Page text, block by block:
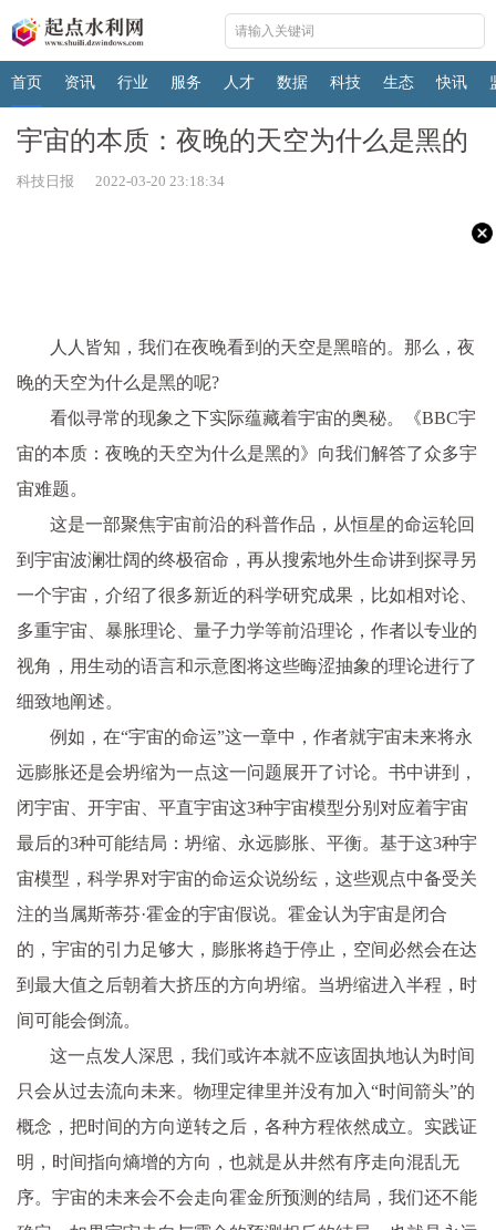
首页 资讯 行业 服务 人才 数据 科技 生态 快讯
宇宙的本质：夜晚的天空为什么是黑的
科技日报 2022-03-20 23:18:34
人人皆知，我们在夜晚看到的天空是黑暗的。那么，夜
晚的天空为什么是黑的呢?
看似寻常的现象之下实际蕴藏着宇宙的奥秘。《BBC宇
宙的本质：夜晚的天空为什么是黑的》向我们解答了众多宇
宙难题。
这是一部聚焦宇宙前沿的科普作品，从恒星的命运轮回
到宇宙波澜壮阔的终极宿命，再从搜索地外生命讲到探寻另
一个宇宙，介绍了很多新近的科学研究成果，比如相对论、
多重宇宙、暴胀理论、量子力学等前沿理论，作者以专业的
视角，用生动的语言和示意图将这些晦涩抽象的理论进行了
细致地阐述。
例如，在“宇宙的命运”这一章中，作者就宇宙未来将永
远膨胀还是会坍缩为一点这一问题展开了讨论。书中讲到，
闭宇宙、开宇宙、平直宇宙这3种宇宙模型分别对应着宇宙
最后的3种可能结局：坍缩、永远膨胀、平衡。基于这3种宇
宙模型，科学界对宇宙的命运众说纷纭，这些观点中备受关
注的当属斯蒂芬·霍金的宇宙假说。霍金认为宇宙是闭合
的，宇宙的引力足够大，膨胀将趋于停止，空间必然会在达
到最大值之后朝着大挤压的方向坍缩。当坍缩进入半程，时
间可能会倒流。
这一点发人深思，我们或许本就不应该固执地认为时间
只会从过去流向未来。物理定律里并没有加入“时间箭头”的
概念，把时间的方向逆转之后，各种方程依然成立。实践证
明，时间指向熵增的方向，也就是从井然有序走向混乱无
序。宇宙的未来会不会走向霍金所预测的结局，我们还不能